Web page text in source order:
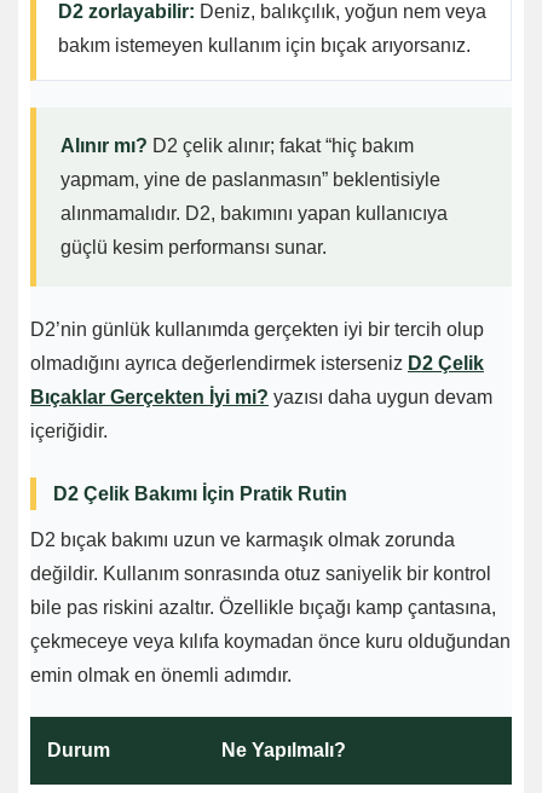
D2 zorlayabilir: Deniz, balıkçılık, yoğun nem veya
bakım istemeyen kullanım için bıçak arıyorsanız.
Alınır mı? D2 çelik alınır; fakat “hiç bakım
yapmam, yine de paslanmasın” beklentisiyle
alınmamalıdır. D2, bakımını yapan kullanıcıya
güçlü kesim performansı sunar.
D2’nin günlük kullanımda gerçekten iyi bir tercih olup
olmadığını ayrıca değerlendirmek isterseniz D2 Çelik
Bıçaklar Gerçekten İyi mi? yazısı daha uygun devam
içeriğidir.
D2 Çelik Bakımı İçin Pratik Rutin
D2 bıçak bakımı uzun ve karmaşık olmak zorunda
değildir. Kullanım sonrasında otuz saniyelik bir kontrol
bile pas riskini azaltır. Özellikle bıçağı kamp çantasına,
çekmeceye veya kılıfa koymadan önce kuru olduğundan
emin olmak en önemli adımdır.
Durum Ne Yapılmalı?